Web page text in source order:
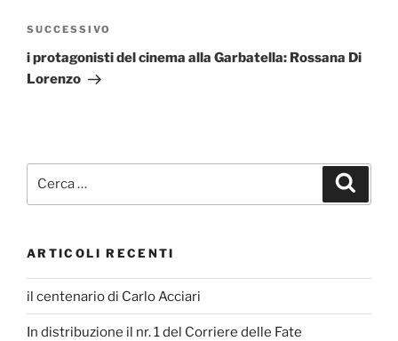
Articolo
successivo
SUCCESSIVO
i protagonisti del cinema alla Garbatella: Rossana Di
Lorenzo
ARTICOLI RECENTI
il centenario di Carlo Acciari
In distribuzione il nr. 1 del Corriere delle Fate